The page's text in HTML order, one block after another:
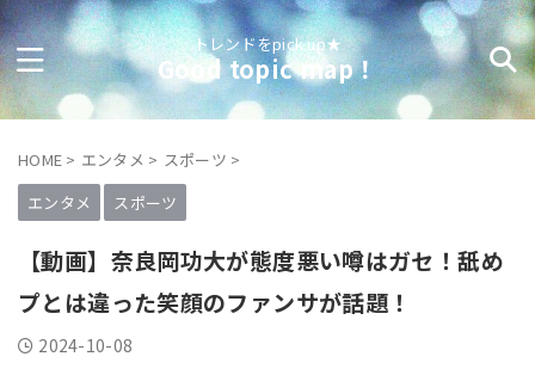
トレンドをpick up★
Good topic map！
HOME > エンタメ > スポーツ >
エンタメ
スポーツ
【動画】奈良岡功大が態度悪い噂はガセ！舐め
プとは違った笑顔のファンサが話題！
2024-10-08